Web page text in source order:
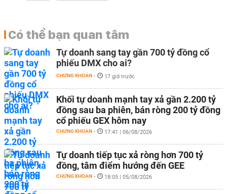
Có thể bạn quan tâm
Tự doanh sang tay gần 700 tỷ đồng cổ
phiếu DMX cho ai?
CHỨNG KHOÁN - 17 giờ trước
Khối tự doanh mạnh tay xả gần 2.200 tỷ
đồng sau ba phiên, bán ròng 200 tỷ đồng
cổ phiếu GEX hôm nay
CHỨNG KHOÁN - 17:41 | 06/08/2026
Tự doanh tiếp tục xả ròng hơn 700 tỷ
đồng, tâm điểm hướng đến GEE
CHỨNG KHOÁN - 18:05 | 05/08/2026